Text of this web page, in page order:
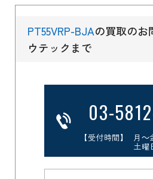
PT55VRP-BJAの買取のお
ウテックまで
03-
【受付時間】 月～
土曜